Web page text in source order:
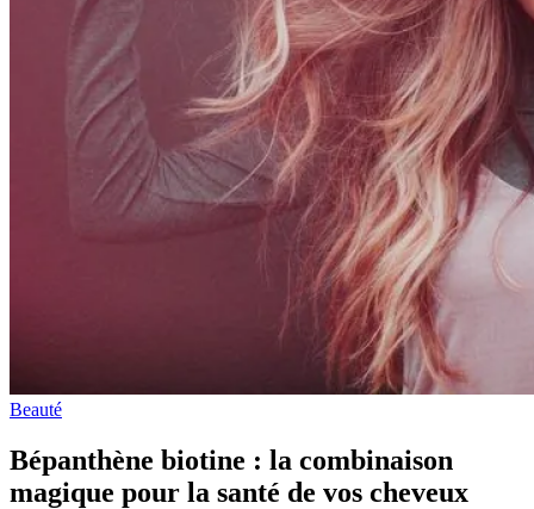
Beauté
Bépanthène biotine : la combinaison
magique pour la santé de vos cheveux